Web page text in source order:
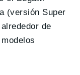
(versión Super
de